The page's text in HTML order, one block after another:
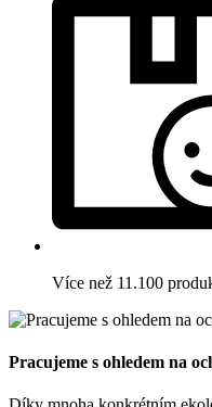
Více než 11.100
Pracujeme s ohledem na